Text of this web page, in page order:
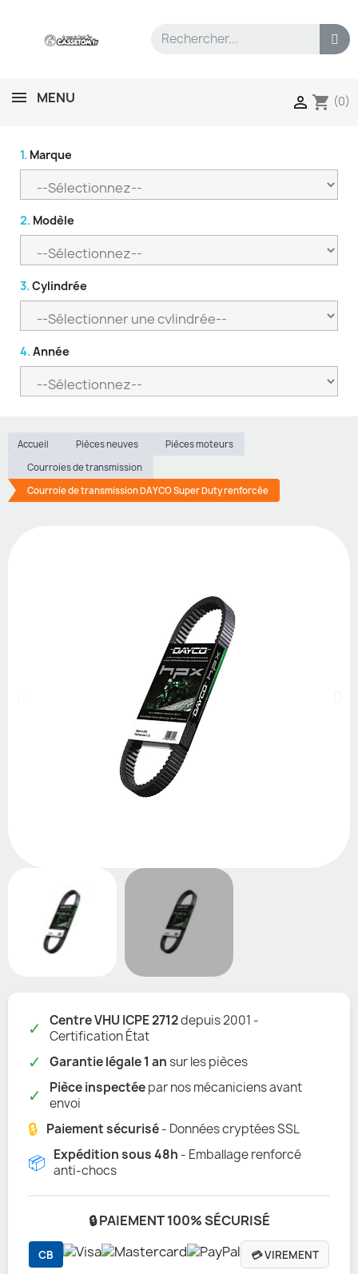
MENU  shopping_cart (0)
1. Marque
2. Modèle
3. Cylindrée
4. Année
Accueil Pièces neuves
Pièces moteurs
Courroies de transmission
Courroie de transmission DAYCO Super Duty renforcée
✓ Centre VHU ICPE 2712depuis 2001 -
Certification État
✓ Garantie légale 1 ansur les pièces
✓ Pièce inspectéepar nos mécaniciens avant
envoi
🔒 Paiement sécurisé- Données cryptées SSL
📦 Expédition sous 48h - Emballage renforcé
anti-chocs
🔒 PAIEMENT 100% SÉCURISÉ
CB 💳 VIREMENT